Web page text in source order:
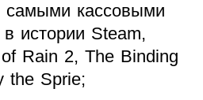
самыми кассовыми
истории Steam,
Rain 2, The Binding
the Sprie;